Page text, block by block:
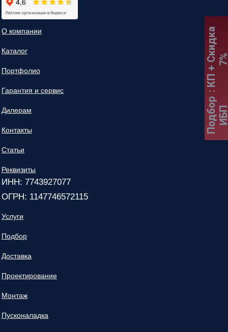
О компании
Каталог
Портфолио
Гарантия и сервис
Дилерам
Контакты
Статьи
Реквизиты
ИНН: 7743927077
ОГРН: 1147746572115
Услуги
Подбор
Доставка
Проектирование
Монтаж
Пусконаладка
Подбор
:
К
П
+
С
к
и
д
к
а
7